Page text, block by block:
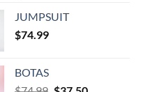
JUMPSUIT
$74.99
BOTAS